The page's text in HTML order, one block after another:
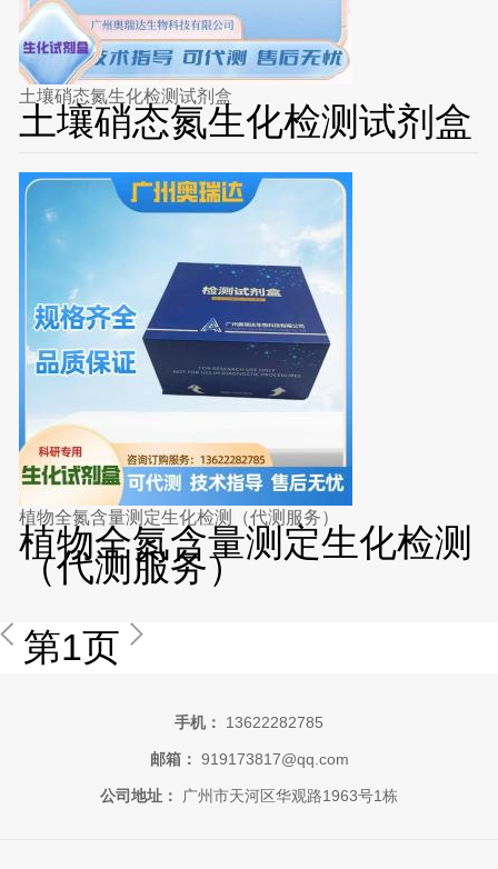
土壤硝态氮生化检测试剂盒
土壤硝态氮生化检测试剂盒
植物全氮含量测定生化检测（代测服务）
植物全氮含量测定生化检测
（代测服务）
第1页
手机： 13622282785
邮箱： 919173817@qq.com
公司地址： 广州市天河区华观路1963号1栋